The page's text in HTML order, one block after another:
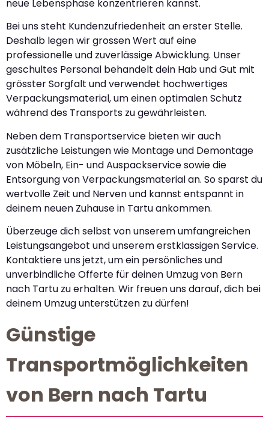
neue Lebensphase konzentrieren kannst.
Bei uns steht Kundenzufriedenheit an erster Stelle.
Deshalb legen wir grossen Wert auf eine
professionelle und zuverlässige Abwicklung. Unser
geschultes Personal behandelt dein Hab und Gut mit
grösster Sorgfalt und verwendet hochwertiges
Verpackungsmaterial, um einen optimalen Schutz
während des Transports zu gewährleisten.
Neben dem Transportservice bieten wir auch
zusätzliche Leistungen wie Montage und Demontage
von Möbeln, Ein- und Auspackservice sowie die
Entsorgung von Verpackungsmaterial an. So sparst du
wertvolle Zeit und Nerven und kannst entspannt in
deinem neuen Zuhause in Tartu ankommen.
Überzeuge dich selbst von unserem umfangreichen
Leistungsangebot und unserem erstklassigen Service.
Kontaktiere uns jetzt, um ein persönliches und
unverbindliche Offerte für deinen Umzug von Bern
nach Tartu zu erhalten. Wir freuen uns darauf, dich bei
deinem Umzug unterstützen zu dürfen!
Günstige
Transportmöglichkeiten
von Bern nach Tartu